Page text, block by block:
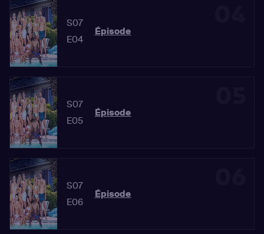
S07
E04
Épisode
S07
E05
Épisode
S07
E06
Épisode